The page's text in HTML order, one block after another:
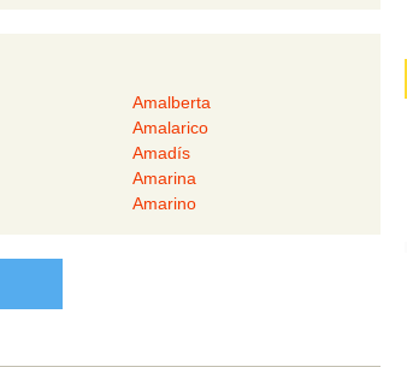
Amalberta
Amalarico
Amadís
Amarina
Amarino